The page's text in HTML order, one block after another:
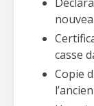
casse
Copie